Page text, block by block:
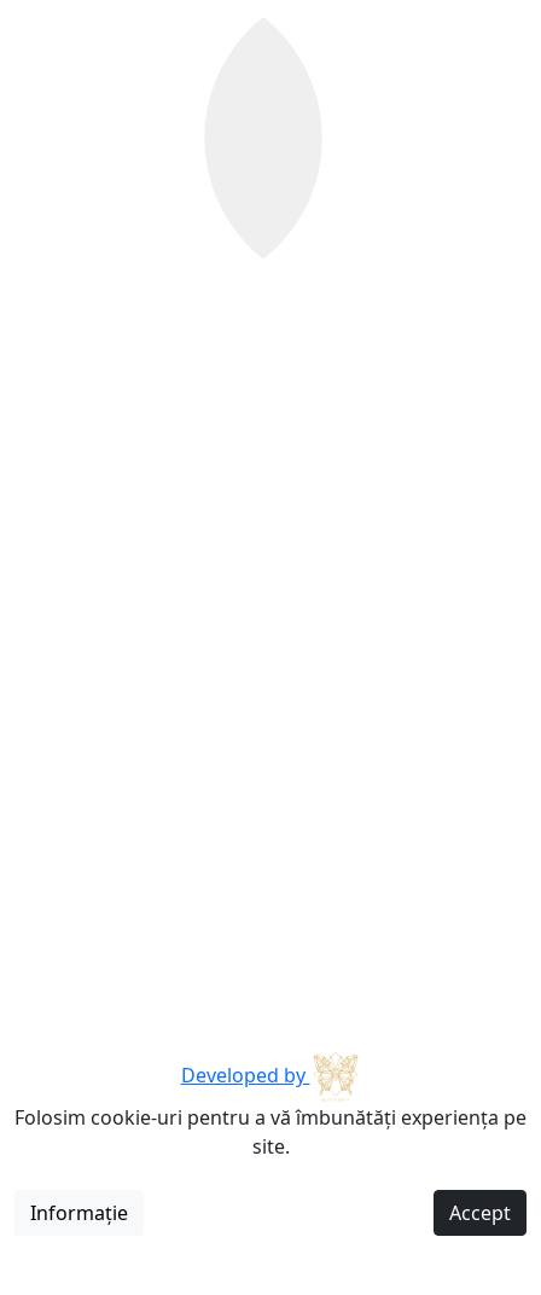
Developed by
Folosim cookie-uri pentru a vă îmbunătăți experiența pe
site.
Informație Accept